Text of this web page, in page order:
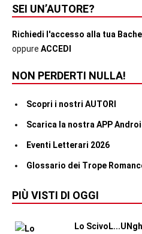
SEI UN’AUTORE?
Richiedi l'accesso alla tua
oppure ACCEDI
NON PERDERTI NULLA!
Scopri i nostri AUTORI
Scarica la nostra APP
Eventi Letterari 2026
Glossario dei Trope
PIÙ VISTI DI OGGI
Lo